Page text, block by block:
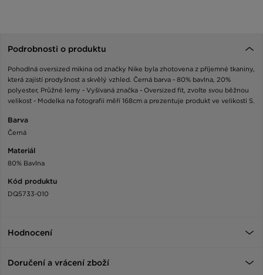
Podrobnosti o produktu
Pohodlná oversized mikina od značky Nike byla zhotovena z příjemné tkaniny,
která zajístí prodyšnost a skvělý vzhled. Černá barva - 80% bavlna, 20%
polyester, Průžné lemy - Vyšívaná značka - Oversized fit, zvolte svou běžnou
velikost - Modelka na fotografii měří 168cm a prezentuje produkt ve velikosti S.
Barva
Černá
Materiál
80% Bavlna
Kód produktu
DQ5733-010
Hodnocení
Doručení a vrácení zboží